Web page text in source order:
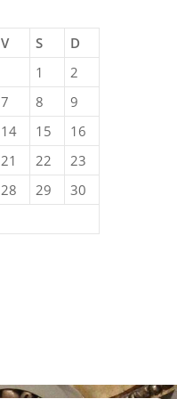
V S
D
1
2
7 8
9
14 15
16
21 22
23
28 29
30